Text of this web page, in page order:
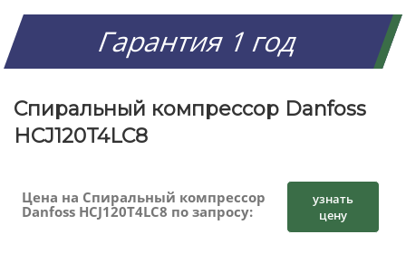
Гарантия 1 год
Спиральный компрессор Danfoss
HCJ120T4LC8
Цена на Спиральный компрессор
Danfoss HCJ120T4LC8 по запросу:
узнать
цену